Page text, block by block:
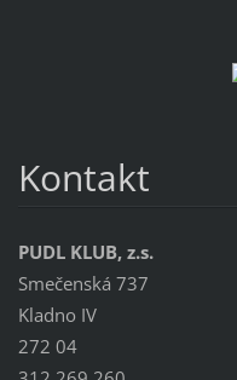
Kontakt
PUDL KLUB, z.s.
Smečenská 737
Kladno IV
272 04